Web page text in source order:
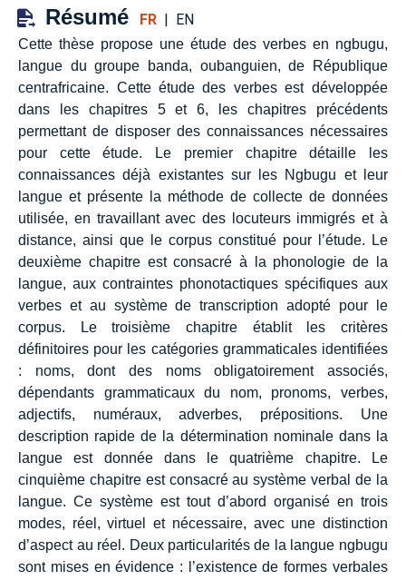
Résumé FR | EN
Cette thèse propose une étude des verbes en ngbugu,
langue du groupe banda, oubanguien, de République
centrafricaine. Cette étude des verbes est développée
dans les chapitres 5 et 6, les chapitres précédents
permettant de disposer des connaissances nécessaires
pour cette étude. Le premier chapitre détaille les
connaissances déjà existantes sur les Ngbugu et leur
langue et présente la méthode de collecte de données
utilisée, en travaillant avec des locuteurs immigrés et à
distance, ainsi que le corpus constitué pour l’étude. Le
deuxième chapitre est consacré à la phonologie de la
langue, aux contraintes phonotactiques spécifiques aux
verbes et au système de transcription adopté pour le
corpus. Le troisième chapitre établit les critères
définitoires pour les catégories grammaticales identifiées
: noms, dont des noms obligatoirement associés,
dépendants grammaticaux du nom, pronoms, verbes,
adjectifs, numéraux, adverbes, prépositions. Une
description rapide de la détermination nominale dans la
langue est donnée dans le quatrième chapitre. Le
cinquième chapitre est consacré au système verbal de la
langue. Ce système est tout d’abord organisé en trois
modes, réel, virtuel et nécessaire, avec une distinction
d’aspect au réel. Deux particularités de la langue ngbugu
sont mises en évidence : l’existence de formes verbales